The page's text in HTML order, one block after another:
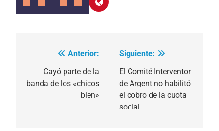
Navegación
Anterior:
Cayó parte de la
banda de los «chicos
bien»
Siguiente:
El Comité Interventor
de Argentino habilitó
el cobro de la cuota
social